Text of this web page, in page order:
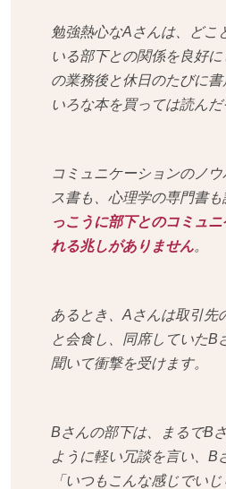
勉強熱心なAさんは、どこ
いる部下との関係を良好
の業務後と休日のたびに
いろな本を買っては読んだ
コミュニケーションのノ
ス書も、心理学の専門書も
っこうに部下とのコミュ
れる兆しがありません。
あるとき、Aさんは取引先
と会食し、同席していたB
聞いて衝撃を受けます。
Bさんの部下は、まるでB
ように軽い冗談を言い、B
「いつもこんな感じでい